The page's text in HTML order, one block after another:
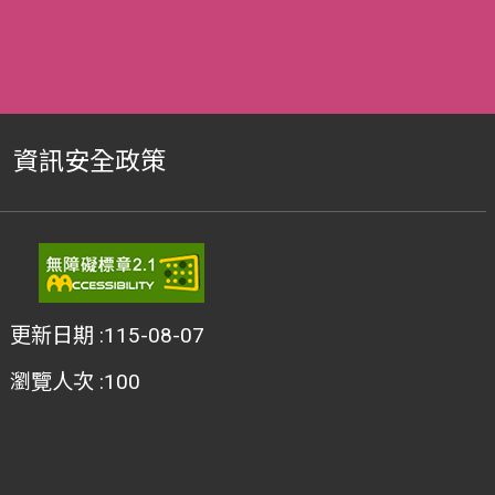
資訊安全政策
更新日期 115-08-07
瀏覽人次 100